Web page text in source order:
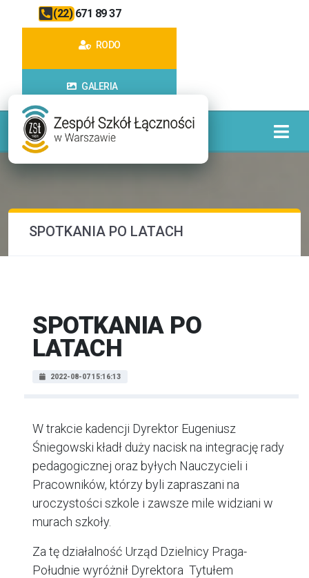
(22) 671 89 37
RODO
GALERIA
SPOTKANIA PO LATACH
SPOTKANIA PO
LATACH
2022-08-07 15:16:13
W trakcie kadencji Dyrektor Eugeniusz
Śniegowski kładł duży nacisk na integrację rady
pedagogicznej oraz byłych Nauczycieli i
Pracowników, którzy byli zapraszani na
uroczystości szkole i zawsze mile widziani w
murach szkoły.
Za tę działalność Urząd Dzielnicy Praga-
Południe wyróżnił Dyrektora Tytułem